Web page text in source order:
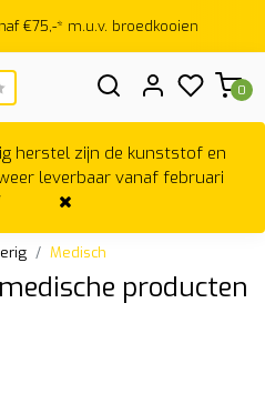
€75,-* m.u.v. broedkooien
0
herstel zijn de kunststof en
leverbaar vanaf februari
Medisch
producten